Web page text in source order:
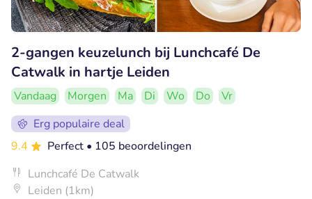
2-gangen keuzelunch bij Lunchcafé De
Catwalk in hartje Leiden
Vandaag Morgen Ma Di Wo Do
Vr
Erg populaire deal
9.4
Perfect • 105 beoordelingen
Lunchcafé De Catwalk
Leiden (1km)